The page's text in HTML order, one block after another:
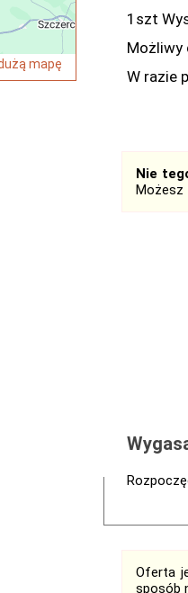
1szt
Możliwy
W razie
Nie
Możesz
Oferta
sposób
mapę